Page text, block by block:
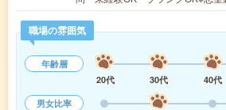
職場の雰囲気
年齢層
20代
30代 40代
男女比率